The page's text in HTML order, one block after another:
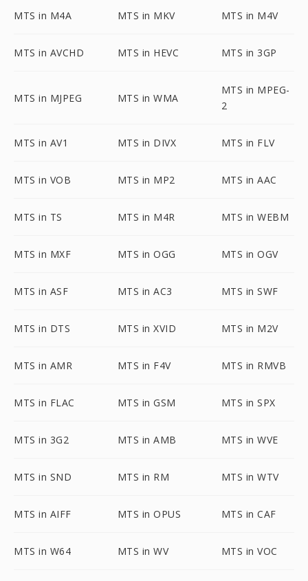
MTS in M4A MTS in MKV MTS in M4V
MTS in AVCHD MTS in HEVC MTS in 3GP
MTS in MJPEG MTS in WMA
MTS in MPEG-
2
MTS in AV1 MTS in DIVX MTS in FLV
MTS in VOB MTS in MP2 MTS in AAC
MTS in TS MTS in M4R MTS in WEBM
MTS in MXF MTS in OGG MTS in OGV
MTS in ASF MTS in AC3 MTS in SWF
MTS in DTS MTS in XVID MTS in M2V
MTS in AMR MTS in F4V MTS in RMVB
MTS in FLAC MTS in GSM MTS in SPX
MTS in 3G2 MTS in AMB MTS in WVE
MTS in SND MTS in RM MTS in WTV
MTS in AIFF MTS in OPUS MTS in CAF
MTS in W64 MTS in WV MTS in VOC